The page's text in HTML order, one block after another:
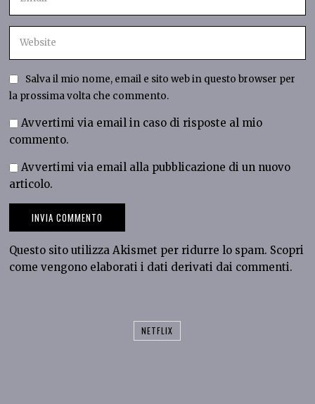
Salva il mio nome, email e sito web in questo browser per
la prossima volta che commento.
Avvertimi via email in caso di risposte al mio
commento.
Avvertimi via email alla pubblicazione di un nuovo
articolo.
Questo sito utilizza Akismet per ridurre lo spam. Scopri
come vengono elaborati i dati derivati dai commenti.
NETFLIX